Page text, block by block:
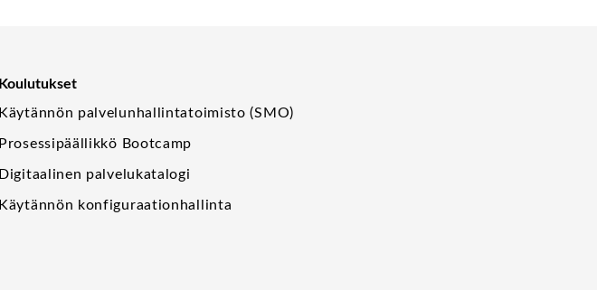
Koulutukset
Käytännön palvelunhallintatoimisto (SMO)
Prosessipäällikkö Bootcamp
Digitaalinen palvelukatalogi
Käytännön konfiguraationhallinta